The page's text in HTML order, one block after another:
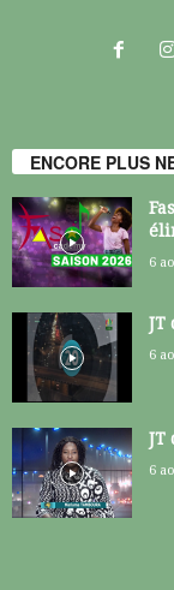
ENCORE PLUS
6
JT
6
JT
6